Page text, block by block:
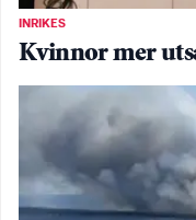
INRIKES
Kvinnor mer